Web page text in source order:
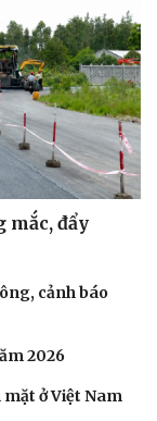
mắc, đẩy
cảnh báo
2026
ở Việt Nam